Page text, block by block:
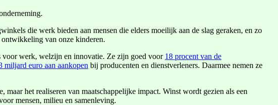
die werk bieden aan mensen die elders moeilijk aan de slag geraken, en zo
van onze kinderen.
voor werk, welzijn en innovatie. Ze zijn goed voor 18 procent van de
miljard euro aan aankopen bij producenten en dienstverleners. Daarmee nemen ze
het realiseren van maatschappelijke impact. Winst wordt gezien als een
mensen, milieu en samenleving.